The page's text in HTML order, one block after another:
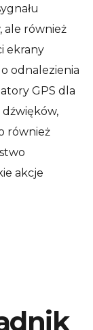
ale również
ekrany
odnalezienia
GPS dla
również
akcje